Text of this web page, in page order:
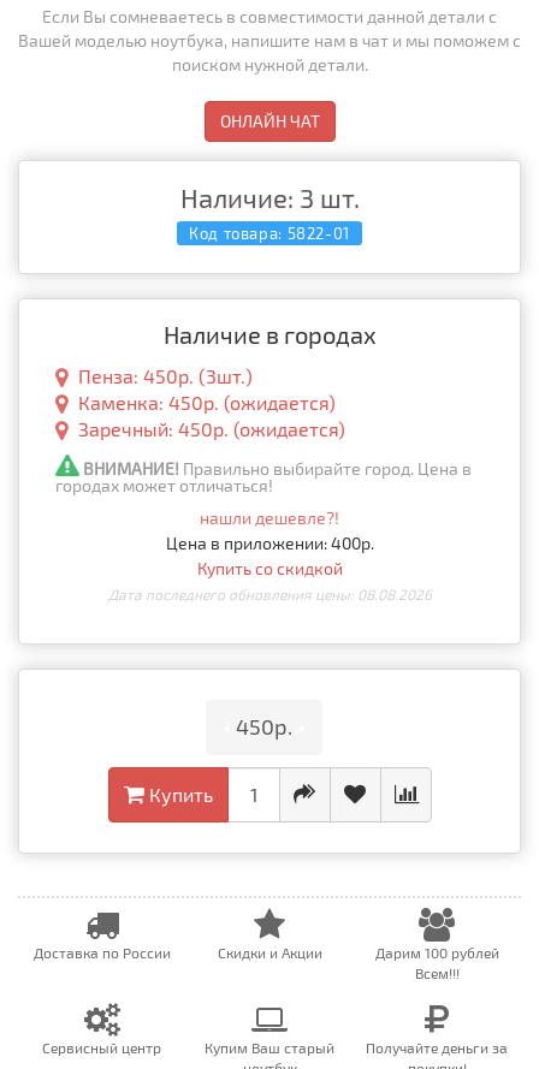
Если Вы сомневаетесь в совместимости данной детали с
Вашей моделью ноутбука, напишите нам в чат и мы поможем с
поиском нужной детали.
ОНЛАЙН ЧАТ
Наличие: 3 шт.
Код товара: 5822-01
Наличие в городах
Пенза: 450р. (3шт.)
Каменка: 450р. (ожидается)
Заречный: 450р. (ожидается)
ВНИМАНИЕ! Правильно выбирайте город. Цена в
городах может отличаться!
нашли дешевле?!
Цена в приложении: 400р.
Купить со скидкой
Дата последнего обновления цены: 08.08.2026
450р.
Купить
Доставка по России Скидки и Акции
Дарим 100 рублей
Всем!!!
Сервисный центр
Купим Ваш старый
Получайте деньги за